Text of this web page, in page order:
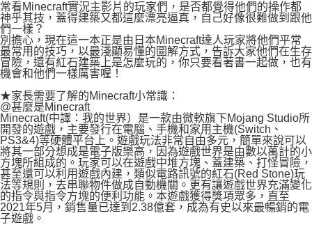
３．未成年的使用者請事先徵得法定代理人或監護人之同意方可使用
「AFTEE先享後付」，若未經同意申辦者引起之損失，本公司不負相關責
任。
４．使用「AFTEE先享後付」時，將依據個別帳號之用戶狀況，依本公司即
時審查核予不同之上限額度；若仍有額度不足之情形，本公司將視審查結果
請求用戶進行身份認證。
恩沛科技股份有限公司將有權停止該用戶之使用額度並採取法律行動。
宅配
每筆NT$100，滿NT$800(含以上)免運費
國家/地區配送 查看運費
常看Minecraft實況主影片的玩家們，是否都覺得他們的操作都
神乎其技，蓋得建築又都這麼漂亮逼真，自己好像很難做到跟他
們一樣？
別擔心，現在這一本正是由日本Minecraft達人玩家將他們平常
最常用的技巧，以最淺顯易懂的圖解方式，告訴大家他們在生存
冒險，還有紅石建築上是怎麼玩的，你只要看著書一起做，也有
機會和他們一樣厲害喔！
★家長需要了解的Minecraft小常識：
@甚麼是Minecraft
Minecraft(中譯：我的世界）是一款由微軟旗下Mojang Studio所
開發的遊戲，主要發行在電腦、手機和家用主機(Switch、
PS3&4)等硬體平台上。遊戲玩法非常自由多元，簡單來說可以
將其一部分想成是電子版樂高，因為遊戲世界是由數以萬計的小
方塊所組成的。玩家可以在遊戲中堆方塊、蓋建築、打怪冒險，
甚至還可以利用遊戲內建，類似電路訊號的紅石(Red Stone)玩
法等規則，去串聯物件做成自動機關。更有讓遊戲世界充滿變化
的指令與指令方塊的便利功能。本遊戲獲得獎項眾多，直至
2021年5月，銷售量已達到2.38億套，成為有史以來最暢銷的電
子遊戲。